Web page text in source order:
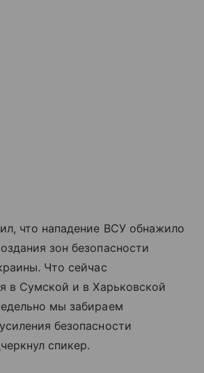
что нападение ВСУ обнажило
зон безопасности
Что сейчас
в Сумской и в Харьковской
мы забираем
безопасности
спикер.